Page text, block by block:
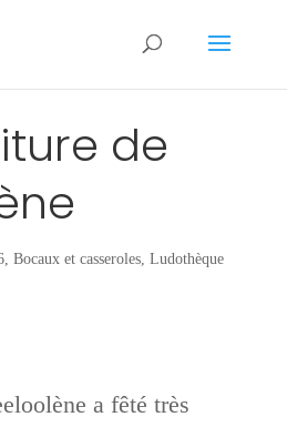
de
, Bocaux et casseroles, Ludothèque
a fêté très